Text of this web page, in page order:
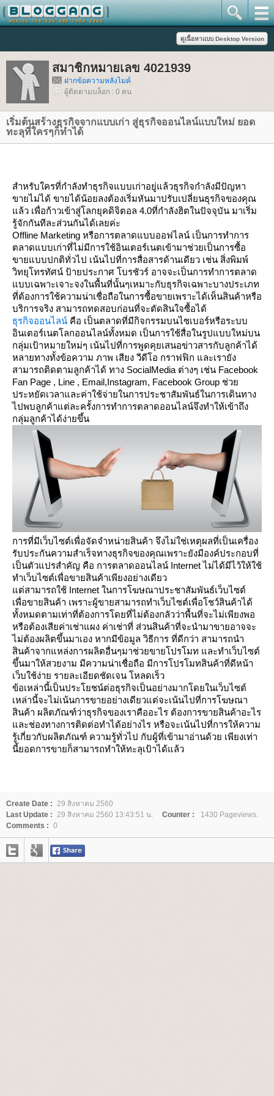
สมาชิกหมายเลข 4021939
ฝากข้อความหลังไมค์
ผู้ติดตามบล็อก : 0 คน
เริ่มต้นสร้างธุรกิจจากแบบเก่า สู่ธุรกิจออนไลน์แบบใหม่ ยอด
ทะลุที่ใครๆก็ทำได้
สำหรับใครที่กำลังทำธุรกิจแบบเก่าอยู่แล้วธุรกิจกำลังมีปัญหา
ขายไม่ได้ ขายได้น้อยลงต้องเริ่มหันมาปรับเปลี่ยนธุรกิจของคุณ
ล้ว เพื่อก้าวเข้าสู่โลกยุคดิจิตอล 4.0ที่กำลังฮิตในปัจจุบัน มาเริ่ม
รู้จักกันทีละส่วนกันได้เลยค่ะ
Offline Marketing หรือการตลาดแบบออฟไลน์ เป็นการทำการ
ตลาดแบบเก่าที่ไม่มีการใช้อินเตอร์เนตเข้ามาช่วยเป็นการซื้อ
ขายแบบปกติทั่วไป เน้นไปที่การสื่อสารด้านเดียว เช่น สิ่งพิมพ์
วิทยุโทรทัศน์ ป้ายประกาศ โบรชัวร์ อาจจะเป็นการทำการตลาด
บบเฉพาะเจาะจงในพื้นที่นั้นๆเหมาะกับธุรกิจเฉพาะบางประเภท
ที่ต้องการใช้ความน่าเชื่อถือในการซื้อขายเพราะได้เห็นสินค้าหรือ
บริการจริง สามารถทดสอบก่อนที่จะตัดสินใจซื้อได้
ธุรกิจออนไลน์ คือ เป็นตลาดที่มีกิจกรรมบนไซเบอร์หรือระบบ
อินเตอร์เนตโลกออนไลน์ทั้งหมด เป็นการใช้สื่อในรูปแบบใหม่บน
กลุ่มเป้าหมายใหม่ๆ เน้นไปที่การพูดคุยเสนอข่าวสารกับลูกค้าได้
หลายทางทั้งข้อความ ภาพ เสียง วีดีโอ กราฟฟิก และเรายัง
สามารถติดตามลูกค้าได้ ทาง SocialMedia ต่างๆ เช่น Facebook
Fan Page , Line , Email,Instagram, Facebook Group ช่ว
ประหยัดเวลาและค่าใช้จ่ายในการประชาสัมพันธ์ในการเดินทาง
ไปพบลูกค้าแต่ละครั้งการทำการตลาดออนไลน์จึงทำให้เข้าถึง
กลุ่มลูกค้าได้ง่ายขึ้น
การที่มีเว็บไซต์เพื่อจัดจำหน่ายสินค้า จึงไม่ใช่เหตุผลที่เป็นเครื่อง
รับประกันความสำเร็จทางธุรกิจของคุณเพราะยังมีองค์ประกอบที่
เป็นตัวแปรสำคัญ คือ การตลาดออนไลน์ Internetไม่ได้มีไว้ให้ใช้
ทำเว็บไซต์เพื่อขายสินค้าเพียงอย่างเดียว
ต่สามารถใช้ Internet นการโฆษณาประชาสัมพันธ์เว็บไซต์
เพื่อขายสินค้า เพราะผู้ขายสามารถทำเว็บไซต์เพื่อโชว์สินค้าได้
ทั้งหมดตามเท่าที่ต้องการโดยที่ไม่ต้องกลัวว่าพื้นที่จะไม่เพียงพอ
หรือต้องเสียค่าเช่าแผง ค่าเช่าที่ ส่วนสินค้าที่จะนำมาขายอาจจะ
ไม่ต้องผลิตขึ้นมาเอง หากมีข้อมูล วิธีการ ที่ดีกว่า สามารถนำ
สินค้าจากแหล่งการผลิตอื่นๆมาช่วยขายโปรโมท และทำเว็บไซต์
ขึ้นมาให้สวยงาม มีความน่าเชื่อถือ มีการโปรโมทสินค้าที่ดีหน้า
เว็บใช้ง่าย รายละเอียดชัดเจน โหลดเร็ว
ข้อเหล่านี้เป็นประโยชน์ต่อธุรกิจเป็นอย่างมากดยในเว็บไซต์
เหล่านี้จะไม่เน้นการขายอย่างเดียวแต่จะเน้นไปที่การโฆษณา
สินค้า ผลิตภัณฑ์ว่าธุรกิจของเราคืออะไร ต้องการขายสินค้าอะไร
ละช่องทางการติดต่อทำได้อย่างไร หรือจะเน้นไปที่การให้ความ
รู้เกี่ยวกับผลิตภัณฑ์ ความรู้ทั่วไป กับผู้ที่เข้ามาอ่านด้วย เพียงเท่า
นี้ยอดการขายก็สามารถทำให้ทะลุเป้าได้แล้ว
Create Date :
29 สิงหาคม 2560
Last Update :
29 สิงหาคม 2560 13:43:51 น. Counter :
1430 Pageviews.
Comments : 0